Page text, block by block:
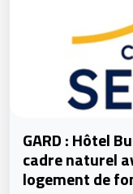
GARD : Hôtel
cadre naturel
logement de